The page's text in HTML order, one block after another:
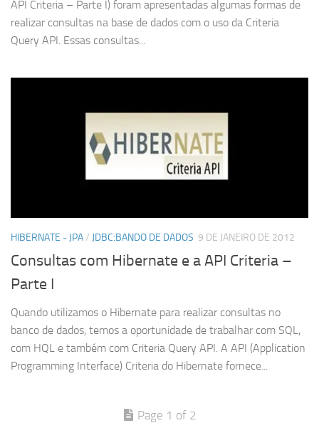
API Criteria – Parte I) foram apresentadas algumas formas de
realizar consultas na base de dados com o uso da Criteria
Query API. Essas consultas...
HIBERNATE - JPA/ JDBC:BANDO DE DADOS 9 DE JANEIRO DE 2012
Consultas com Hibernate e a API Criteria –
Parte I
Quando utilizamos o Hibernate para realizar consultas no
banco de dados, temos a oportunidade de trabalhar com SQL,
com HQL e também com Criteria Query API. A API (Application
Programming Interface) Criteria do Hibernate fornece...
Page 1 of 2